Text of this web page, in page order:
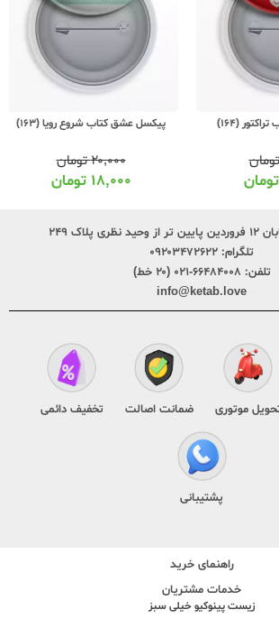
(164) پیکسل عشق کتاب شروع رویا (163)
۲۰,۰۰۰تومان
۱۸,۰۰۰تومان
پلاک ۲۴۹
تلگرام: ۰۹۲۰۳۴۷۲۶۲۲
تلفن: ۶۶۴۸۴۰۰۸-۰۲۱ (۲۰ خط)
info@ketab.love
موتوری ضمانت اصالت تخفیف دائمی
پشتیبانی
راهنمای خرید
خدمات مشتریان
زیست پینوکیو خیلی سبز